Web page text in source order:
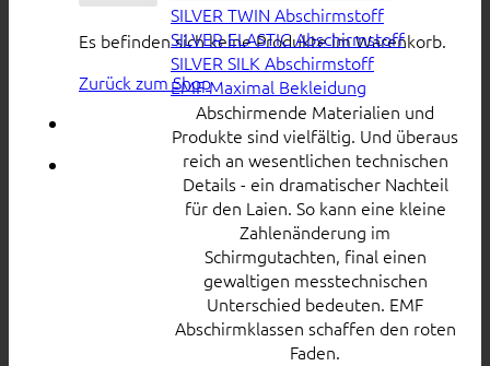
Es befinden sich keine Produkte im Warenkorb.
Zurück zum Shop
SILVER TWIN Abschirmstoff
SILVER ELASTIC Abschirmstoff
SILVER SILK Abschirmstoff
EMF Maximal Bekleidung
Abschirmende Materialien und
Produkte sind vielfältig. Und überaus
reich an wesentlichen technischen
Details - ein dramatischer Nachteil
für den Laien. So kann eine kleine
Zahlenänderung im
Schirmgutachten, final einen
gewaltigen messtechnischen
Unterschied bedeuten. EMF
Abschirmklassen schaffen den roten
Faden.